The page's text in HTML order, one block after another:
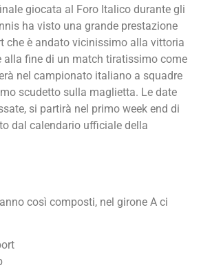
giocata al Foro Italico durante gli
ha visto una grande prestazione
che è andato vicinissimo alla vittoria
alla fine di un match tiratissimo come
nel campionato italiano a squadre
scudetto sulla maglietta. Le date
si partirà nel primo week end di
dal calendario ufficiale della
così composti, nel girone A ci